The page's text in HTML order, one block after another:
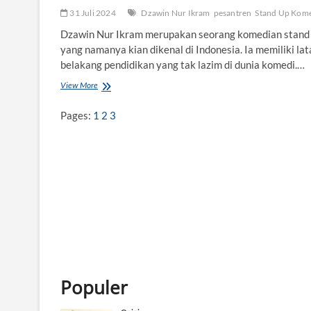
31 Juli 2024 Dzawin Nur Ikram pesantren Stand Up
Dzawin Nur Ikram merupakan seorang komedian stand
yang namanya kian dikenal di Indonesia. Ia memiliki
belakang pendidikan yang tak lazim di dunia komedi.…
View More D
w
o
m
Pages: 1 2 3
Populer